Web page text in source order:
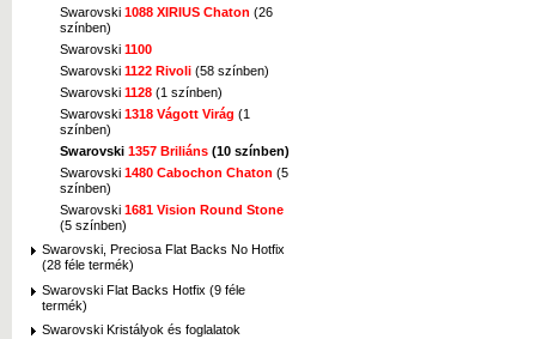
Swarovski 1088 XIRIUS Chaton (26
színben)
Swarovski 1100
Swarovski 1122 Rivoli (58 színben)
Swarovski 1128 (1 színben)
Swarovski 1318 Vágott Virág (1
színben)
Swarovski 1357 Briliáns (10 színben)
Swarovski 1480 Cabochon Chaton (5
színben)
Swarovski 1681 Vision Round Stone
(5 színben)
Swarovski, Preciosa Flat Backs No Hotfix
(28 féle termék)
Swarovski Flat Backs Hotfix (9 féle
termék)
Swarovski Kristályok és foglalatok